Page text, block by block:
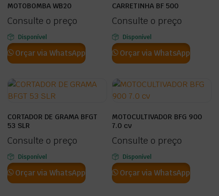
MOTOBOMBA WB20
Consulte o preço
Disponível
Orçar via WhatsApp
CARRETINHA BF 500
Consulte o preço
Disponível
Orçar via WhatsApp
CORTADOR DE GRAMA BFGT
53 SLR
Consulte o preço
Disponível
Orçar via WhatsApp
MOTOCULTIVADOR BFG 900
7.0 cv
Consulte o preço
Disponível
Orçar via WhatsApp